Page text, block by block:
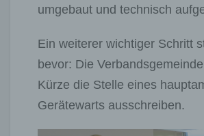
umgebaut und technisch
Ein weiterer wichtiger Schritt
bevor: Die
Kürze die Stelle eines
Gerätewarts ausschreiben.